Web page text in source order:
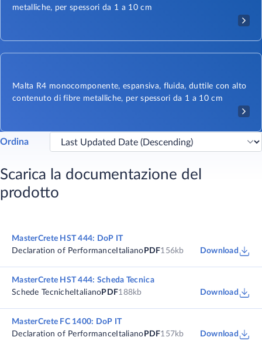
metalliche, per spessori da 1 a 10 cm
Malta R4 monocomponente, espansiva, fluida, duttile con alto
contenuto di fibre metalliche, per spessori da 1 a 10 cm
Ordina
Scarica la documentazione del
prodotto
MasterCrete HST 444: DoP IT
Declaration of Performance Italiano PDF156kb Download
MasterCrete HST 444: Scheda Tecnica
Schede Tecniche Italiano PDF188kb Download
MasterCrete FC 1400: DoP IT
Declaration of Performance Italiano PDF157kb Download